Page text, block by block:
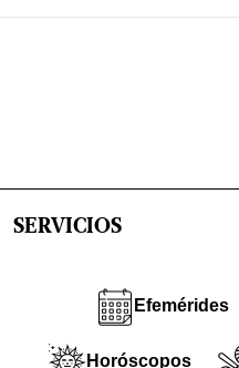
SERVICIOS
Efemérides
Horóscopos